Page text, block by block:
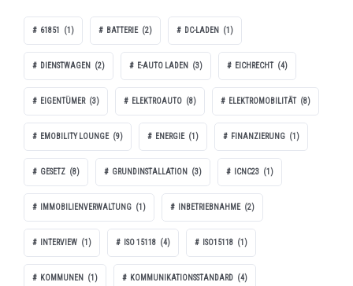
61851 (1) BATTERIE (2) DC-LADEN (1)
DIENSTWAGEN (2) E-AUTO LADEN (3) EICHRECHT (4)
EIGENTÜMER (3) ELEKTROAUTO (8) ELEKTROMOBILITÄT (8)
EMOBILITY LOUNGE (9) ENERGIE (1) FINANZIERUNG (1)
GESETZ (8) GRUNDINSTALLATION (3) ICNC23 (1)
IMMOBILIENVERWALTUNG (1) INBETRIEBNAHME (2)
INTERVIEW (1) ISO 15118 (4) ISO15118 (1)
KOMMUNEN (1) KOMMUNIKATIONSSTANDARD (4)